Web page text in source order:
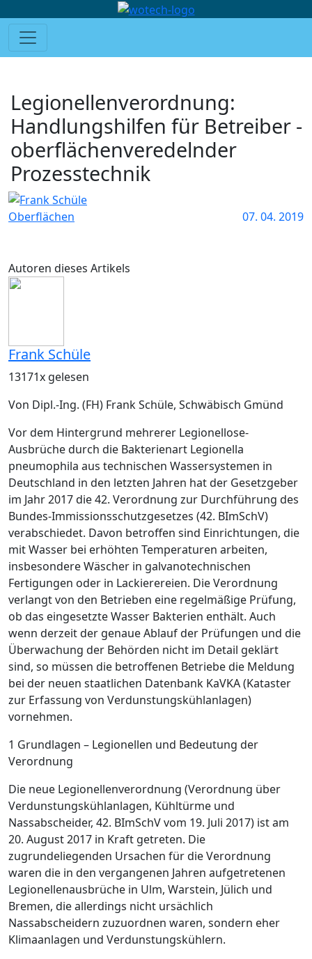
Legionellenverordnung:
Handlungshilfen für Betreiber ­
oberflächenveredelnder
Prozesstechnik
Oberflächen 07. 04. 2019
Autoren dieses Artikels
Frank Schüle
13171x gelesen
Von Dipl.-Ing. (FH) Frank Schüle, Schwäbisch Gmünd
Vor dem Hintergrund mehrerer Legionellose-
Ausbrüche durch die Bakterienart Legionella
pneumophila aus technischen Wassersystemen in
Deutschland in den letzten Jahren hat der Gesetzgeber
im Jahr 2017 die 42. Verordnung zur Durchführung des
Bundes-Immissionsschutzgesetzes (42. BImSchV)
verabschiedet. Davon betroffen sind Einrichtungen, die
mit Wasser bei erhöhten Temperaturen arbeiten,
insbesondere Wäscher in galvanotechnischen
Fertigungen oder in ­Lackierereien. Die Verordnung
verlangt von den Betrieben eine regelmäßige Prüfung,
ob das eingesetzte Wasser Bakterien enthält. Auch
wenn derzeit der genaue Ablauf der Prüfungen und die
Überwachung der Behörden nicht im Detail ­geklärt
sind, so müssen die betroffenen Betriebe die Meldung
bei der neuen staatlichen Datenbank KaVKA (Kataster
zur Erfassung von Verdunstungskühlanlagen)
vornehmen.
1 Grundlagen – Legionellen und Bedeutung der
Verordnung
Die neue Legionellenverordnung (Verordnung über
Verdunstungskühlanlagen, Kühl­türme und
Nassabscheider, 42. BImSchV vom 19. Juli 2017) ist am
20. August 2017 in Kraft getreten. Die
zugrundeliegenden Ursa­chen für die Verordnung
waren die in den vergangenen Jahren aufgetretenen
Legionellenausbrüche in Ulm, Warstein, Jülich und
Bremen, die allerdings nicht ursächlich
Nassabscheidern zuzuordnen waren, sondern eher
Klimaanlagen und Verdunstungskühlern.